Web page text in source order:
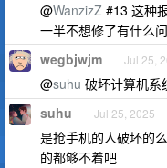
@WanzizZ #13 这种
一半不想修了有什么
wegbjwjm Jul 25,
@suhu 破坏计算机系
suhu Jul 25, 2025
是抢手机的人破坏的
的都够不着吧